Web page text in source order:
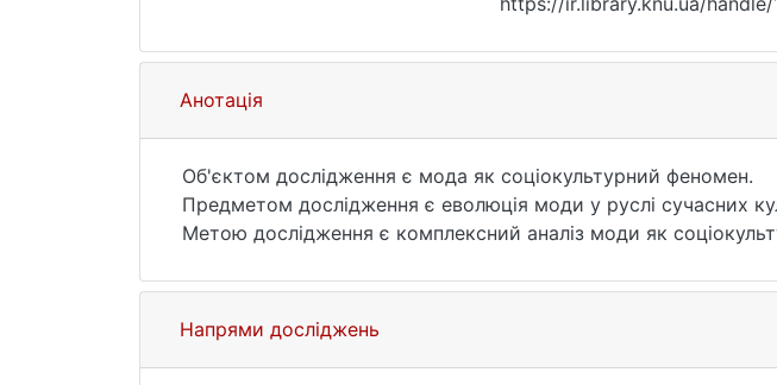
Анотація
Об'єктом дослідження є мода як соціокультурний феномен.
Предметом дослідження є еволюція моди у руслі сучасних
Метою дослідження є комплексний аналіз моди як
модних тенденцій.
Напрями досліджень